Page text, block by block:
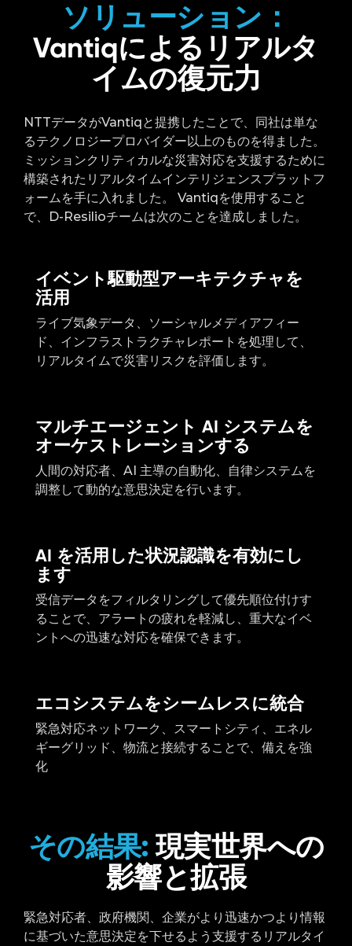
ソリューション：
Vantiqによるリアルタ
イムの復元力
NTTデータがVantiqと提携したことで、同社は単な
るテクノロジープロバイダー以上のものを得ました。
ミッションクリティカルな災害対応を支援するために
構築されたリアルタイムインテリジェンスプラットフ
ォームを手に入れました。 Vantiqを使用すること
で、D-Resilioチームは次のことを達成しました。
イベント駆動型アーキテクチャを
活用
ライブ気象データ、ソーシャルメディアフィー
ド、インフラストラクチャレポートを処理して、
リアルタイムで災害リスクを評価します。
マルチエージェント AI システムを
オーケストレーションする
人間の対応者、AI 主導の自動化、自律システムを
調整して動的な意思決定を行います。
AI を活用した状況認識を有効にし
ます
受信データをフィルタリングして優先順位付けす
ることで、アラートの疲れを軽減し、重大なイベ
ントへの迅速な対応を確保できます。
エコシステムをシームレスに統合
緊急対応ネットワーク、スマートシティ、エネル
ギーグリッド、物流と接続することで、備えを強
化
その結果: 現実世界への
影響と拡張
緊急対応者、政府機関、企業がより迅速かつより情報
に基づいた意思決定を下せるよう支援するリアルタイ